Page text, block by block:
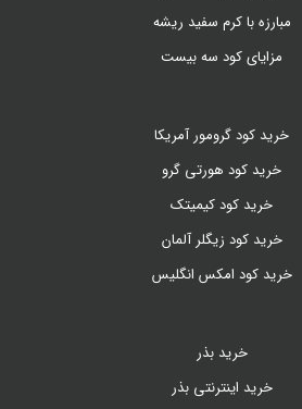
مبارزه با کرم سفید ریشه
مزایای کود سه بیست
خرید کود گرومور آمریکا
خرید کود هورتی گرو
خرید کود کیمیتک
خرید کود زیگلر آلمان
خرید کود امکس انگلیس
خرید بذر
خرید اینترنتی بذر